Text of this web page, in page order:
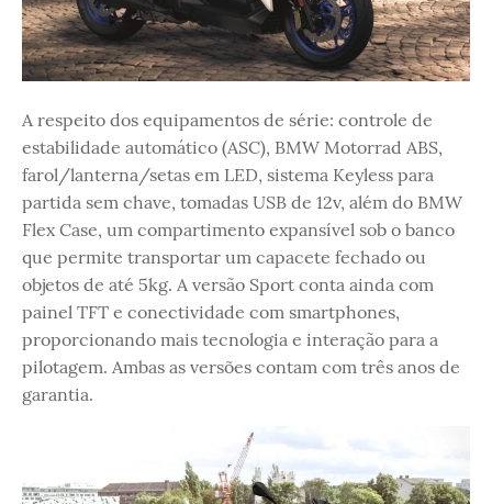
A respeito dos equipamentos de série: controle de
estabilidade automático (ASC), BMW Motorrad ABS,
farol/lanterna/setas em LED, sistema Keyless para
partida sem chave, tomadas USB de 12v, além do BMW
Flex Case, um compartimento expansível sob o banco
que permite transportar um capacete fechado ou
objetos de até 5kg. A versão Sport conta ainda com
painel TFT e conectividade com smartphones,
proporcionando mais tecnologia e interação para a
pilotagem. Ambas as versões contam com três anos de
garantia.